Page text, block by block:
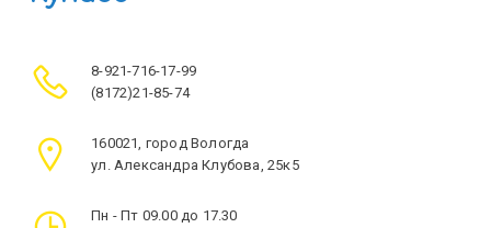
8-921-716-17-99
(8172)21-85-74
160021, город Вологда
ул. Александра Клубова, 25к5
Пн - Пт 09.00 до 17.30